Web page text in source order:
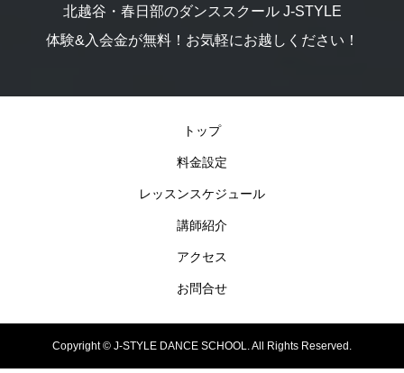
北越谷・春日部のダンススクール J-STYLE
体験&入会金が無料！お気軽にお越しください！
トップ
料金設定
レッスンスケジュール
講師紹介
アクセス
お問合せ
Copyright © J-STYLE DANCE SCHOOL. All Rights Reserved.